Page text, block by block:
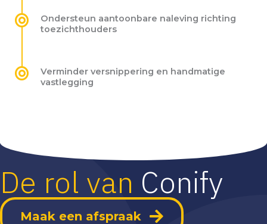
Ondersteun aantoonbare naleving richting
toezichthouders
Verminder versnippering en handmatige
vastlegging
De rol van Conify
Maak een afspraak